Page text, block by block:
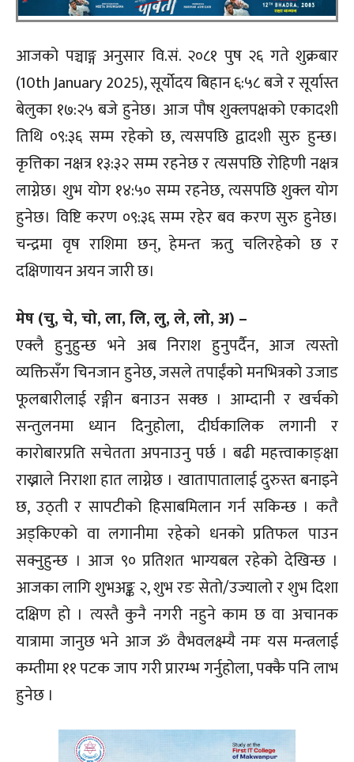
आजको पञ्चाङ्ग अनुसार वि.सं. २०८१ पुष २६ गते शुक्रबार
(10th January 2025), सूर्योदय बिहान ६:५८ बजे र सूर्यास्त
बेलुका १७:२५ बजे हुनेछ। आज पौष शुक्लपक्षको एकादशी
तिथि ०९:३६ सम्म रहेको छ, त्यसपछि द्वादशी सुरु हुन्छ।
कृत्तिका नक्षत्र १३:३२ सम्म रहनेछ र त्यसपछि रोहिणी नक्षत्र
लाग्नेछ। शुभ योग १४:५० सम्म रहनेछ, त्यसपछि शुक्ल योग
हुनेछ। विष्टि करण ०९:३६ सम्म रहेर बव करण सुरु हुनेछ।
चन्द्रमा वृष राशिमा छन्, हेमन्त ऋतु चलिरहेको छ र
दक्षिणायन अयन जारी छ।
मेष (चु, चे, चो, ला, लि, लु, ले, लो, अ) –
एक्लै हुनुहुन्छ भने अब निराश हुनुपर्दैन, आज त्यस्तो
व्यक्तिसँग चिनजान हुनेछ, जसले तपाईंको मनभित्रको उजाड
फूलबारीलाई रङ्गीन बनाउन सक्छ । आम्दानी र खर्चको
सन्तुलनमा ध्यान दिनुहोला, दीर्घकालिक लगानी र
कारोबारप्रति सचेतता अपनाउनु पर्छ । बढी महत्त्वाकाङ्क्षा
राख्नाले निराशा हात लाग्नेछ । खातापातालाई दुरुस्त बनाइने
छ, उठ्ती र सापटीको हिसाबमिलान गर्न सकिन्छ । कतै
अड्किएको वा लगानीमा रहेको धनको प्रतिफल पाउन
सक्नुहुन्छ । आज ९० प्रतिशत भाग्यबल रहेको देखिन्छ ।
आजका लागि शुभअङ्क २, शुभ रङ सेतो/उज्यालो र शुभ दिशा
दक्षिण हो । त्यस्तै कुनै नगरी नहुने काम छ वा अचानक
यात्रामा जानुछ भने आज ॐ वैभवलक्ष्म्यै नमः यस मन्त्रलाई
कम्तीमा ११ पटक जाप गरी प्रारम्भ गर्नुहोला, पक्कै पनि लाभ
हुनेछ ।